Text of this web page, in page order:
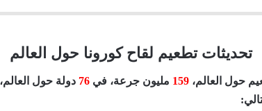
تحديثات تطعيم لقاح كورونا حول العالم
حول العالم، 159 مليون جرعة، في 76 دولة حول